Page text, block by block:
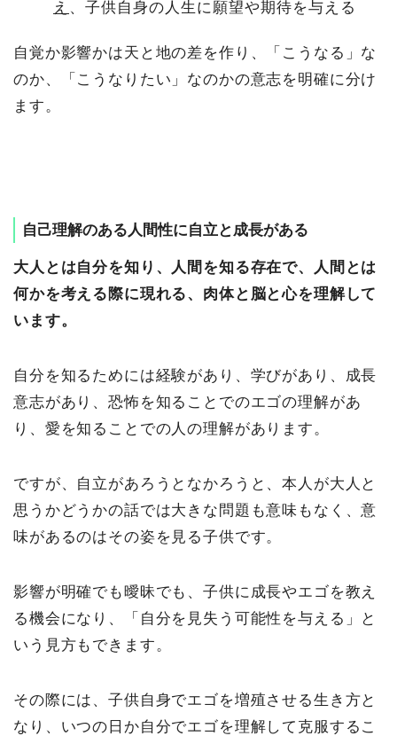
え 、子供自身の人生に願望や期待を与える
自覚か影響かは天と地の差を作り、「こうなる」な
のか、「こうなりたい」なのかの意志を明確に分け
ます。
自己理解のある人間性に自立と成長がある
大人とは自分を知り、人間を知る存在で、人間とは
何かを考える際に現れる、肉体と脳と心を理解して
います。
自分を知るためには経験があり、学びがあり、成長
意志があり、恐怖を知ることでのエゴの理解があ
り、愛を知ることでの人の理解があります。
ですが、自立があろうとなかろうと、本人が大人と
思うかどうかの話では大きな問題も意味もなく、意
味があるのはその姿を見る子供です。
影響が明確でも曖昧でも、子供に成長やエゴを教え
る機会になり、「自分を見失う可能性を与える」と
いう見方もできます。
その際には、子供自身でエゴを増殖させる生き方と
なり、いつの日か自分でエゴを理解して克服するこ